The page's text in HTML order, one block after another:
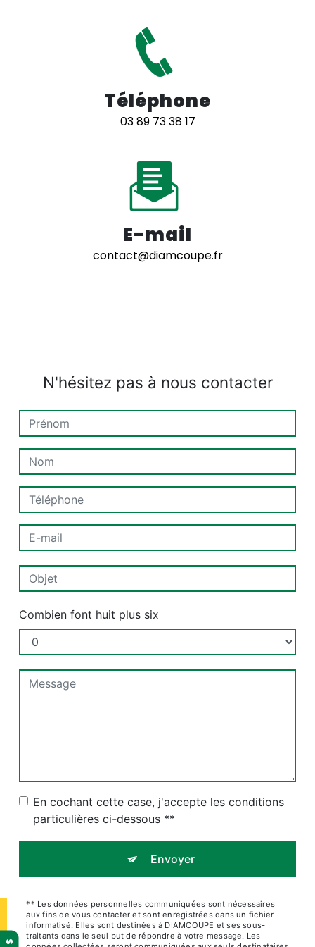
Téléphone
03 89 73 38 17
E-mail
contact@diamcoupe.fr
N'hésitez pas à nous contacter
Combien font huit plus six
En cochant cette case, j'accepte les conditions
particulières ci-dessous **
Envoyer
** Les données personnelles communiquées sont nécessaires
aux fins de vous contacter et sont enregistrées dans un fichier
informatisé. Elles sont destinées à DIAMCOUPE et ses sous-
traitants dans le seul but de répondre à votre message. Les